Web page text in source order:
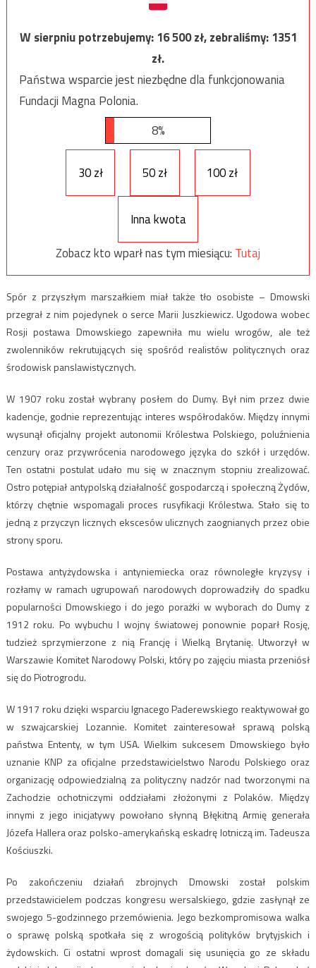
W sierpniu potrzebujemy:16 500zł, zebraliśmy:1351
zł.
Państwa wsparcie jest niezbędne dla funkcjonowania
Fundacji Magna Polonia.
8%
30 zł 50 zł 100 zł
Inna kwota
Zobacz kto wparł nas tym miesiącu: Tutaj
Spór z przyszłym marszałkiem miał także tło osobiste – Dmowski
przegrał z nim pojedynek o serce Marii Juszkiewicz. Ugodowa wobec
Rosji postawa Dmowskiego zapewniła mu wielu wrogów, ale też
zwolenników rekrutujących się spośród realistów politycznych oraz
środowisk panslawistycznych.
W 1907 roku został wybrany posłem do Dumy. Był nim przez dwie
kadencje, godnie reprezentując interes współrodaków. Między innymi
wysunął oficjalny projekt autonomii Królestwa Polskiego, poluźnienia
cenzury oraz przywrócenia narodowego języka do szkół i urzędów.
Ten ostatni postulat udało mu się w znacznym stopniu zrealizować.
Ostro potępiał antypolską działalność gospodarczą i społeczną Żydów,
którzy chętnie wspomagali proces rusyfikacji Królestwa. Stało się to
jedną z przyczyn licznych ekscesów ulicznych zaognianych przez obie
strony sporu.
Postawa antyżydowska i antyniemiecka oraz równoległe kryzysy i
rozłamy w ramach ugrupowań narodowych doprowadziły do spadku
popularności Dmowskiego i do jego porażki w wyborach do Dumy z
1912 roku. Po wybuchu I wojny światowej ponownie poparł Rosję,
tudzież sprzymierzone z nią Francję i Wielką Brytanię. Utworzył w
Warszawie Komitet Narodowy Polski, który po zajęciu miasta przeniósł
się do Piotrogrodu.
W 1917 roku dzięki wsparciu Ignacego Paderewskiego reaktywował go
w szwajcarskiej Lozannie. Komitet zainteresował sprawą polską
państwa Ententy, w tym USA. Wielkim sukcesem Dmowskiego było
uznanie KNP za oficjalne przedstawicielstwo Narodu Polskiego oraz
organizację odpowiedzialną za polityczny nadzór nad tworzonymi na
Zachodzie ochotniczymi oddziałami złożonymi z Polaków. Między
innymi z jego inicjatywy powołano słynną Błękitną Armię generała
Józefa Hallera oraz polsko-amerykańską eskadrę lotniczą im. Tadeusza
Kościuszki.
Po zakończeniu działań zbrojnych Dmowski został polskim
przedstawicielem podczas kongresu wersalskiego, gdzie zasłynął ze
swojego 5-godzinnego przemówienia. Jego bezkompromisowa walka
o sprawę polską spotkała się z wrogością polityków brytyjskich i
żydowskich. Ci ostatni wprost domagali się usunięcia go ze składu